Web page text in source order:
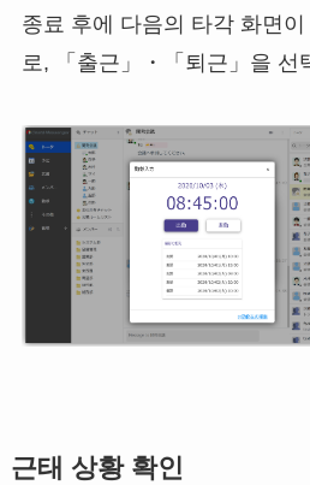
종료 후에 다음의 타각 화면
로, 「출근」・「퇴근」을 선
근태 상황 확인